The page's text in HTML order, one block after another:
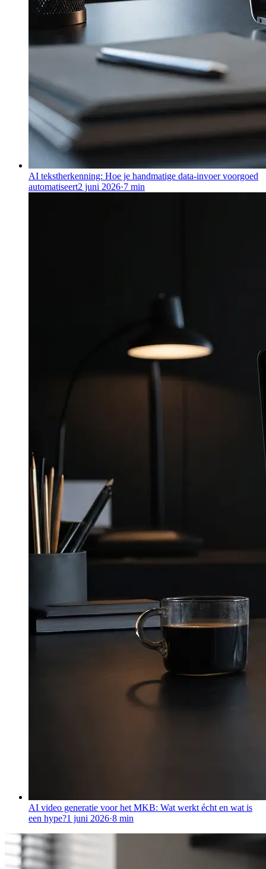
AI tekstherkenning: Hoe je handmatige data-invoer voorgoed
automatiseert2 juni 2026·7 min
AI video generatie voor het MKB: Wat werkt écht en wat is
een hype?1 juni 2026·8 min